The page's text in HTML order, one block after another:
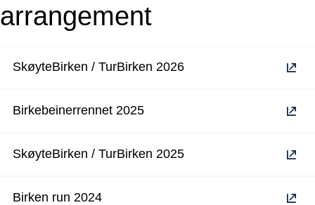
arrangement
SkøyteBirken / TurBirken 2026
Birkebeinerrennet 2025
SkøyteBirken / TurBirken 2025
Birken run 2024